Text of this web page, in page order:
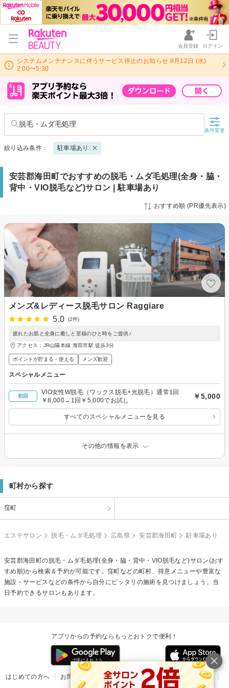
会員登録 ログイン
システムメンテナンスに伴うサービス停止のお知らせ 8月12日 (水)
2:00〜5:30
脱毛・ムダ毛処理
条件変更
絞り込み条件： 駐車場あり
安芸郡海田町でおすすめの脱毛・ムダ毛処理(全身・脇・
背中・VIO脱毛など)サロン | 駐車場あり
おすすめ順 (PR優先表示)
メンズ&レディース脱毛サロン Raggiare
5.0
(2件)
疲れたお肌と全身に癒しと至福のひと時をご提供♪
アクセス：JR山陽本線 海田市駅 徒歩3分
ポイントが貯まる・使える メンズ歓迎
スペシャルメニュー
初回
VIO女性W脱毛（ワックス脱毛+光脱毛）通常1回
￥8,000→1回￥5,000でお試し
￥5,000
すべてのスペシャルメニューを見る
その他の情報を表示
町村から探す
窪町
エステサロン 脱毛・ムダ毛処理 広島県 安芸郡海田町 駐車場あり
安芸郡海田町の脱毛・ムダ毛処理(全身・脇・背中・VIO脱毛など)サロン(おす
すめ順)から検索＆予約が可能です。窪町などの町村、得意メニューや豊富な
施設・サービスなどの条件から自分にピッタリの施術を見つけましょう。当
日予約できるサロンもあります。
アプリからの予約ならもっとおトクで便利！
はじめての方へ お問い合わせ ヘルプ リリース情報
利用規約